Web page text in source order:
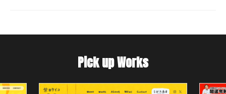
Pick up Works